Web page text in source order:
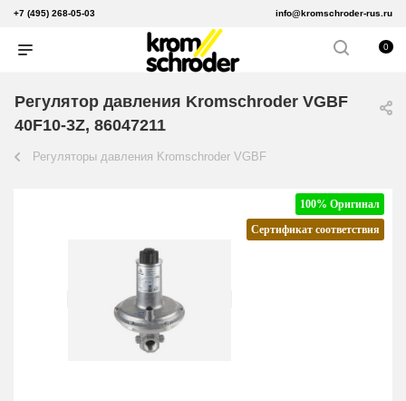
+7 (495) 268-05-03 info@kromschroder-rus.ru
0
Регулятор давления Kromschroder VGBF
40F10-3Z, 86047211
Регуляторы давления Kromschroder VGBF
100% Оригинал
Сертификат соответствия